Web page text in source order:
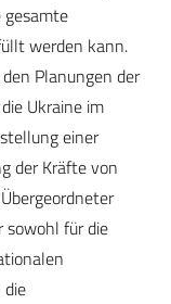
gesamte
werden kann.
Planungen der
Ukraine im
einer
der Kräfte von
sowohl für die